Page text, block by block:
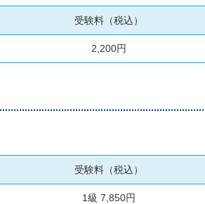
受験料（税込）
2,200円
受験料（税込）
1級 7,850円